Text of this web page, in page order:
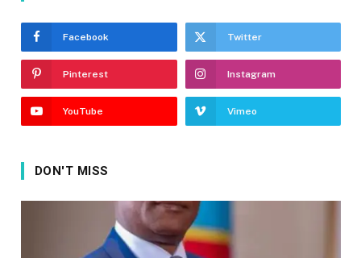
Facebook Twitter
Pinterest Instagram
YouTube Vimeo
DON'T MISS